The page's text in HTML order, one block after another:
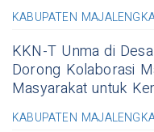
KABUPATEN
KKN-T Unma di
Dorong Kolaborasi
Masyarakat untuk
KABUPATEN